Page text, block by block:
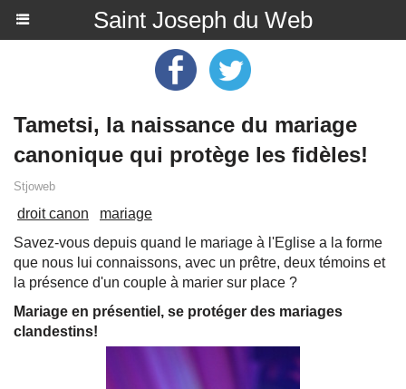
Saint Joseph du Web
Tametsi, la naissance du mariage
canonique qui protège les fidèles!
Stjoweb
droit canon
mariage
Savez-vous depuis quand le mariage à l'Eglise a la forme
que nous lui connaissons, avec un prêtre, deux témoins et
la présence d'un couple à marier sur place ?
Mariage en présentiel, se protéger des mariages
clandestins!